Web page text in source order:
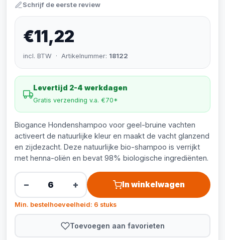
Schrijf de eerste review
€11,22
incl. BTW · Artikelnummer: 18122
Levertijd 2-4 werkdagen
Gratis verzending v.a. €70*
Biogance Hondenshampoo voor geel-bruine vachten
activeert de natuurlijke kleur en maakt de vacht glanzend
en zijdezacht. Deze natuurlijke bio-shampoo is verrijkt
met henna-oliën en bevat 98% biologische ingrediënten.
− + In winkelwagen
Min. bestelhoeveelheid: 6 stuks
Toevoegen aan favorieten